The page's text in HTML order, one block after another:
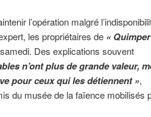
l’opération malgré
les propriétaires de «
Des explications souvent
n’ont plus de grande valeur,
pour ceux qui les détiennent »,
du musée de la faïence mobilisés